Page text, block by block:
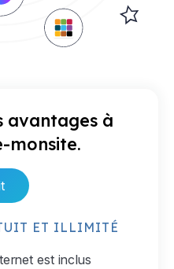
avantages à
monsite.
ET ILLIMITÉ
est inclus